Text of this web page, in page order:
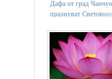
Дафа от град Чанчун
празнуват
поздравления)